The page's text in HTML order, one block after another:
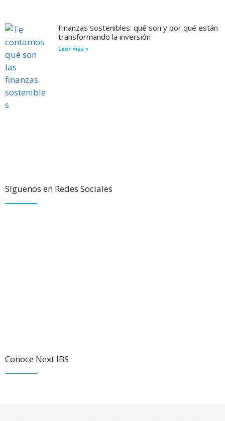
Finanzas sostenibles: qué son y por qué están
transformando la inversión
Leer más »
Síguenos en Redes Sociales
Conoce Next IBS